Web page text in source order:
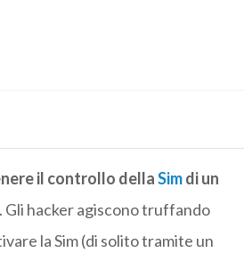
il controllo dellaSimdi un
hacker agiscono truffando
la Sim (di solito tramite un